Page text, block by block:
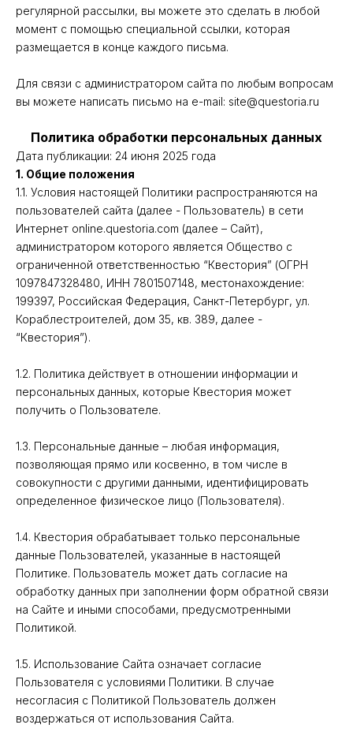
регулярной рассылки, вы можете это сделать в любой
момент с помощью специальной ссылки, которая
размещается в конце каждого письма.
Для связи с администратором сайта по любым вопросам
вы можете написать письмо на e-mail: site@questoria.ru
Политика обработки персональных данных
Дата публикации: 24 июня 2025 года
1. Общие положения
1.1. Условия настоящей Политики распространяются на
пользователей сайта (далее - Пользователь) в сети
Интернет online.questoria.com (далее – Сайт),
администратором которого является Общество с
ограниченной ответственностью “Квестория” (ОГРН
1097847328480, ИНН 7801507148, местонахождение:
199397, Российская Федерация, Санкт-Петербург, ул.
Кораблестроителей, дом 35, кв. 389, далее -
“Квестория”).
1.2. Политика действует в отношении информации и
персональных данных, которые Квестория может
получить о Пользователе.
1.3. Персональные данные – любая информация,
позволяющая прямо или косвенно, в том числе в
совокупности с другими данными, идентифицировать
определенное физическое лицо (Пользователя).
1.4. Квестория обрабатывает только персональные
данные Пользователей, указанные в настоящей
Политике. Пользователь может дать согласие на
обработку данных при заполнении форм обратной связи
на Сайте и иными способами, предусмотренными
Политикой.
1.5. Использование Сайта означает согласие
Пользователя с условиями Политики. В случае
несогласия с Политикой Пользователь должен
воздержаться от использования Сайта.